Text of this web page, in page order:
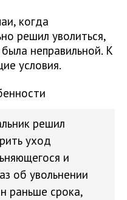
когда
решил уволиться,
неправильной. К
условия.
решил
уход
и
об увольнении
раньше срока,